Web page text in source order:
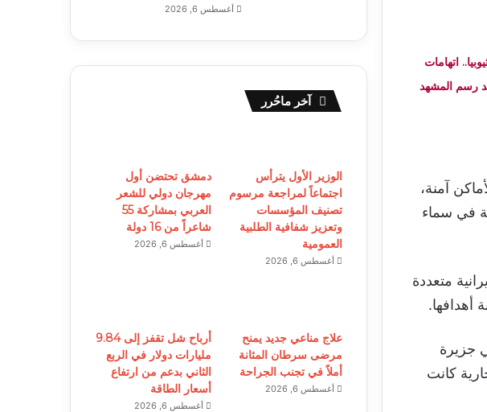
اتهامات
رسم المشهد
آمنة،
في سماء
متعددة
أهدافها.
جزيرة
كانت
أغسطس 6, 2026
آخر ماحُرر
الوزير الأول يترأس
اجتماعاً لمراجعة مرسوم
تصنيف المؤسسات
وتعزيز شفافية الطلبية
العمومية
أغسطس 6, 2026
دمشق تحتضن أول
مهرجان دولي للشعر
العربي بمشاركة 55
شاعراً من 16 دولة
أغسطس 6, 2026
علاج مناعي جديد يمنح
مرضى سرطان المثانة
أملاً في تجنب الجراحة
أغسطس 6, 2026
أرباح شل تقفز إلى 9.84
مليارات دولار في الربع
الثاني بدعم من ارتفاع
أسعار الطاقة
أغسطس 6, 2026